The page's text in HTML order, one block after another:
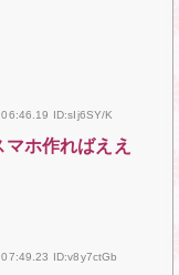
ID:sIj6SY/K
ホ作ればええ
ID:v8y7ctGb